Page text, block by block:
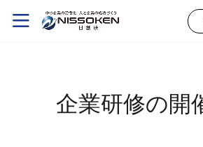
企業研修の開